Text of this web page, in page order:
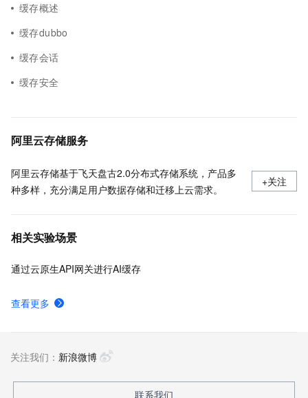
缓存概述
缓存dubbo
缓存会话
缓存安全
阿里云存储服务
阿里云存储基于飞天盘古2.0分布式存储系统，产品多
种多样，充分满足用户数据存储和迁移上云需求。
+关注
相关实验场景
通过云原生API网关进行AI缓存
查看更多
关注我们： 新浪微博
联系我们